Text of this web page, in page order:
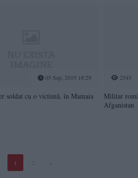
05 Sep, 2019 18:29
soldat cu o victimă, în Mamaia
2543
Militar
Afganistan
1 2